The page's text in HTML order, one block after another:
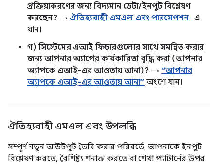
প্রক্রিয়াকরণের জন্য বিদ্যমান ডেটা/ইনপুট বিশ্লেষণ
করছেন? → ঐতিহ্যবাহী এমএল এবং পারসেপশন- এ
যান।
গ) সিস্টেমের এআই ফিচারগুলোর সাথে সমন্বিত করার
জন্য আপনার অ্যাপের কার্যকারিতা বৃদ্ধি করা (আপনার
অ্যাপকে এআই-এর আওতায় আনা)? → “আপনার
অ্যাপকে এআই-এর আওতায় আনা” অংশে যান।
ঐতিহ্যবাহী এমএল এবং উপলব্ধি
সম্পূর্ণ নতুন আউটপুট তৈরি করার পরিবর্তে, আপনাকে ইনপুট
বিশ্লেষণ করতে, বৈশিষ্ট্য শনাক্ত করতে বা শেখা প্যাটার্নের উপর